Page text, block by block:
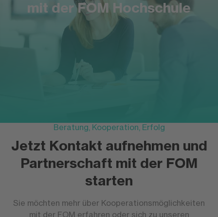
mit der FOM Hochschule
Beratung, Kooperation, Erfolg
Jetzt Kontakt aufnehmen und
Partnerschaft mit der FOM
starten
Sie möchten mehr über Kooperationsmöglichkeiten
mit der FOM erfahren oder sich zu unseren